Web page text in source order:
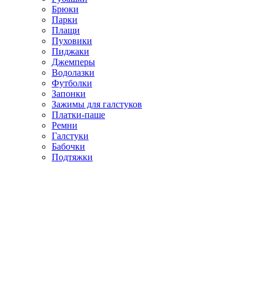
Брюки
Парки
Плащи
Пуховики
Пиджаки
Джемперы
Водолазки
Футболки
Запонки
Зажимы для галстуков
Платки-паше
Ремни
Галстуки
Бабочки
Подтяжки